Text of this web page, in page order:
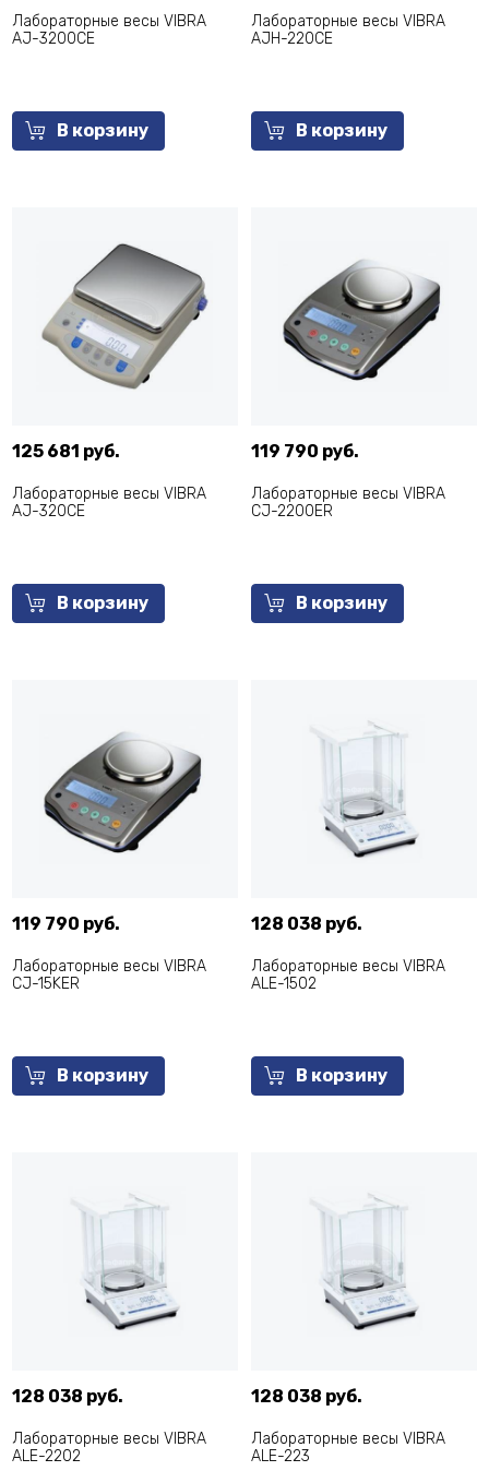
Лабораторные весы VIBRA
AJ-3200CE
В корзину
Лабораторные весы VIBRA
AJH-220CE
В корзину
125 681 руб.
Лабораторные весы VIBRA
AJ-320CE
В корзину
119 790 руб.
Лабораторные весы VIBRA
CJ-2200ER
В корзину
119 790 руб.
Лабораторные весы VIBRA
CJ-15KER
В корзину
128 038 руб.
Лабораторные весы VIBRA
ALE-1502
В корзину
128 038 руб.
Лабораторные весы VIBRA
ALE-2202
128 038 руб.
Лабораторные весы VIBRA
ALE-223